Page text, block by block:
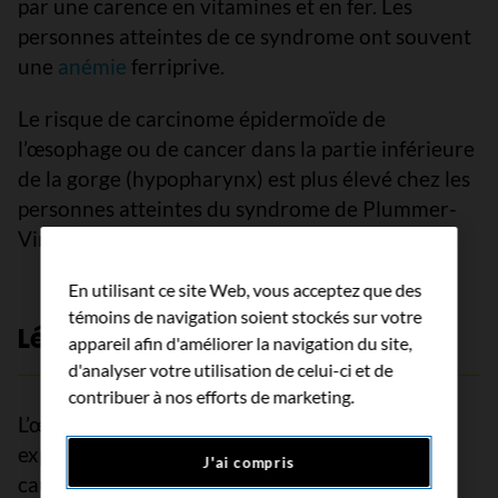
par une carence en vitamines et en fer. Les
personnes atteintes de ce syndrome ont souvent
une anémie ferriprive.
Le risque de carcinome épidermoïde de
l’œsophage ou de cancer dans la partie inférieure
de la gorge (hypopharynx) est plus élevé chez les
personnes atteintes du syndrome de Plummer-
Vinson.
Lésion chimique de l’œsophage
L’œsophage peut être endommagé lors d’une
exposition à l’hydroxyde de sodium (soude
caustique). On trouve l’hydroxyde de sodium
En utilisant ce site Web, vous acceptez que des
témoins de navigation soient stockés sur votre
appareil afin d'améliorer la navigation du site,
d'analyser votre utilisation de celui-ci et de
contribuer à nos efforts de marketing.
J'ai compris